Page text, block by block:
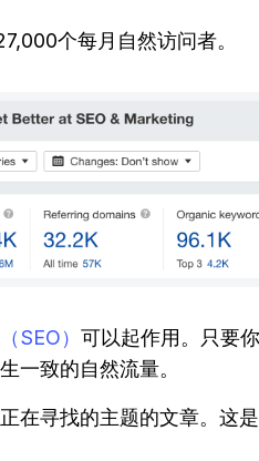
个每月自然访问者。
SEO） 可以起作用。只要你
一致的自然流量。
在寻找的主题的文章。这